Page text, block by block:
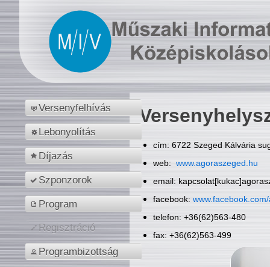
Versenyfelhívás
Lebonyolítás
Díjazás
Szponzorok
Program
Regisztráció
Programbizottság
cím: 6722 Szeged Kálvária
web: www.agoraszeged.hu
email:
facebook:
telefon: +36(62)563-480
fax: +36(62)563-499